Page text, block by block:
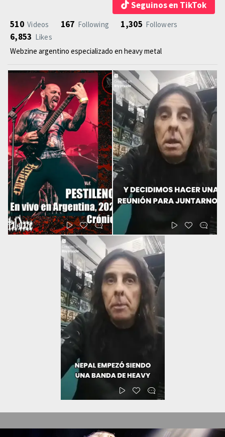
Seguinos en TikTok
510 Videos 167 Following 1,305 Followers
6,853 Likes
Webzine argentino especializado en heavy metal